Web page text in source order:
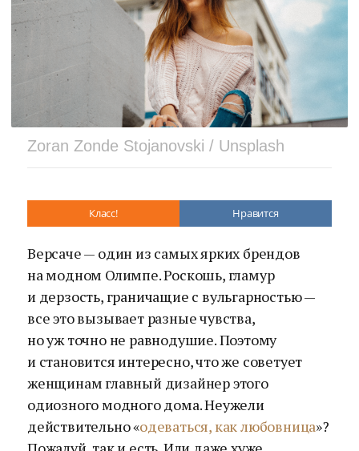
Zoran Zonde Stojanovski / Unsplash
Класс! Нравится
Версаче — один из самых ярких брендов
на модном Олимпе. Роскошь, гламур
и дерзость, граничащие с вульгарностью —
все это вызывает разные чувства,
но уж точно не равнодушие. Поэтому
и становится интересно, что же советует
женщинам главный дизайнер этого
одиозного модного дома. Неужели
действительно «одеваться, как любовница»?